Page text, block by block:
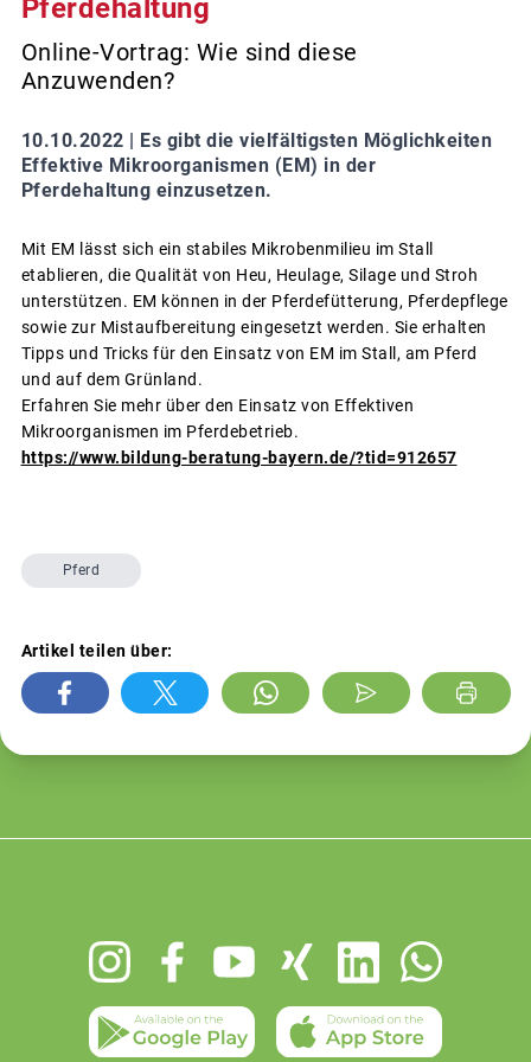
Pferdehaltung
Online-Vortrag: Wie sind diese
Anzuwenden?
10.10.2022 | Es gibt die vielfältigsten Möglichkeiten
Effektive Mikroorganismen (EM) in der
Pferdehaltung einzusetzen.
Mit EM lässt sich ein stabiles Mikrobenmilieu im Stall
etablieren, die Qualität von Heu, Heulage, Silage und Stroh
unterstützen. EM können in der Pferdefütterung, Pferdepflege
sowie zur Mistaufbereitung eingesetzt werden. Sie erhalten
Tipps und Tricks für den Einsatz von EM im Stall, am Pferd
und auf dem Grünland.
Erfahren Sie mehr über den Einsatz von Effektiven
Mikroorganismen im Pferdebetrieb.
https://www.bildung-beratung-bayern.de/?tid=912657
Pferd
Artikel teilen über: